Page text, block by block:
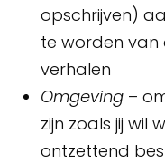
opschrijven)
te worden
verhalen
Omgeving –
zijn zoals jij wil
ontzettend